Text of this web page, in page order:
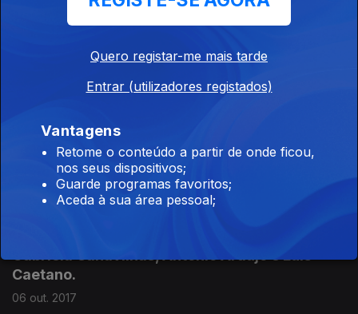
Um Nobel anti-nuclear, os EUA e Israel
conversa de Gabriela Canavilhas, Luísa
13 out. 2017
O referendo na Catalunha, a repressão policial
Caetano.
06 out. 2017
Quero registar-me mais tarde
Entrar (utilizadores registados)
Vantagens
Retome o conteúdo a partir de onde ficou,
nos seus dispositivos;
Guarde programas favoritos;
Aceda à sua área pessoal;